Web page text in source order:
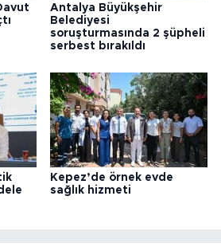
Antalya Büyükşehir
Belediyesi
soruşturmasında 2 şüpheli
serbest bırakıldı
Kepez’de örnek evde
sağlık hizmeti